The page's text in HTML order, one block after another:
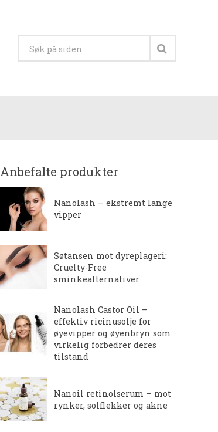
Anbefalte produkter
Nanolash – ekstremt lange
vipper
Søtansen mot dyreplageri:
Cruelty-Free
sminkealternativer
Nanolash Castor Oil –
effektiv ricinusolje for
øyevipper og øyenbryn som
virkelig forbedrer deres
tilstand
Nanoil retinolserum – mot
rynker, solflekker og akne